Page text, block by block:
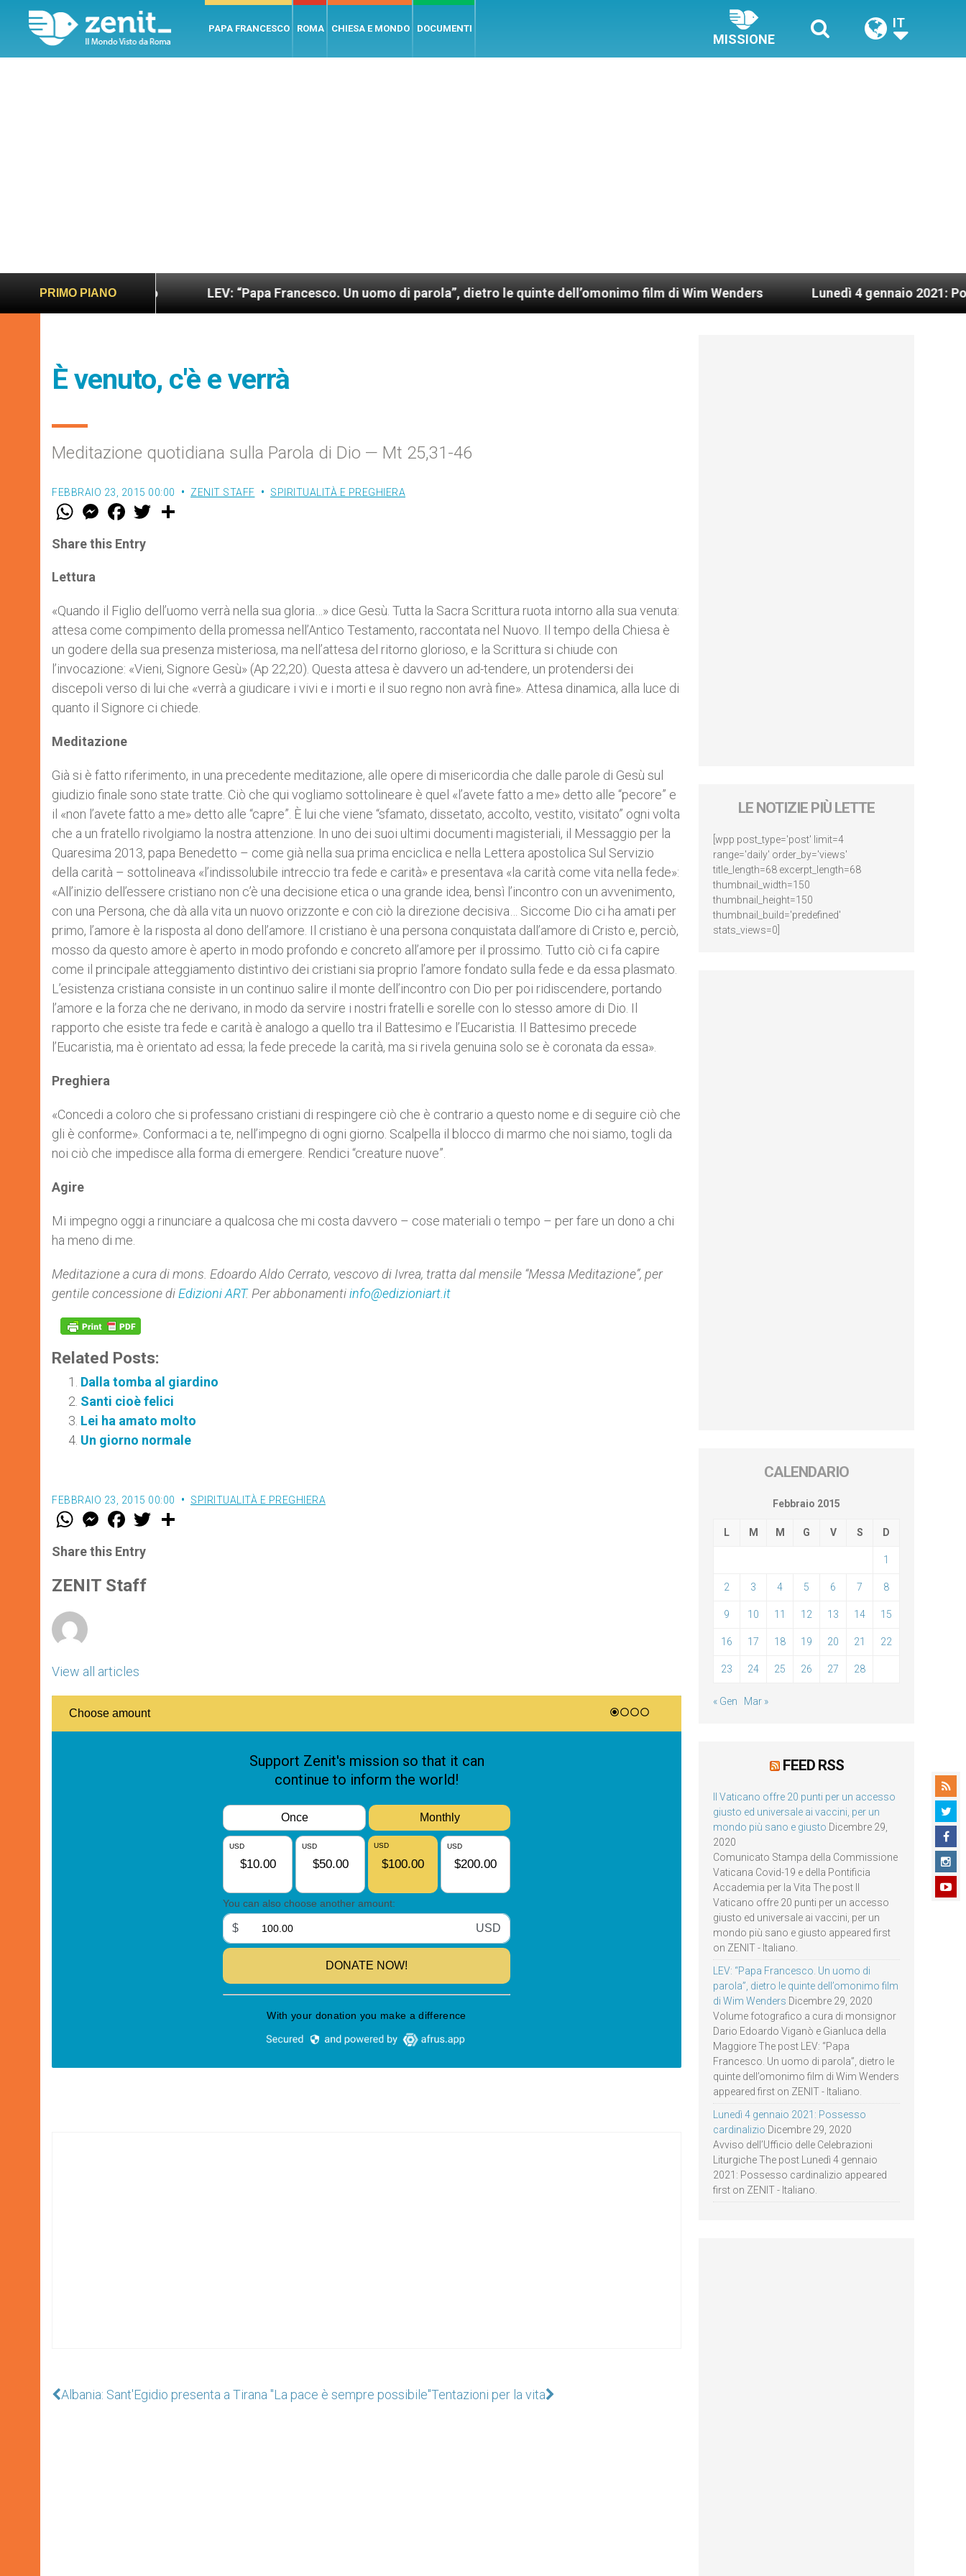
PAPA FRANCESCO ROMA CHIESA E MONDO DOCUMENTI
MISSIONE
IT
PRIMO PIANO
sano e giusto LEV: “Papa Francesco. Un uomo di parola”, dietro le quinte dell’omonimo film di Wim Wenders Lunedì 4 gennaio 2021: Possesso
È venuto, c'è e verrà
Meditazione quotidiana sulla Parola di Dio — Mt 25,31-46
FEBBRAIO 23, 2015 00:00 ZENIT STAFF SPIRITUALITÀ E PREGHIERA
W
t
s
p
p
M
e
s
e
F
a
e
b
w
Share this Entry
Lettura
«Quando il Figlio dell’uomo verrà nella sua gloria…» dice Gesù. Tutta la Sacra Scrittura ruota intorno alla sua venuta:
attesa come compimento della promessa nell’Antico Testamento, raccontata nel Nuovo. Il tempo della Chiesa è
un godere della sua presenza misteriosa, ma nell’attesa del ritorno glorioso, e la Scrittura si chiude con
l’invocazione: «Vieni, Signore Gesù» (Ap 22,20). Questa attesa è davvero un ad-tendere, un protendersi dei
discepoli verso di lui che «verrà a giudicare i vivi e i morti e il suo regno non avrà fine». Attesa dinamica, alla luce di
quanto il Signore ci chiede.
Meditazione
Già si è fatto riferimento, in una precedente meditazione, alle opere di misericordia che dalle parole di Gesù sul
giudizio finale sono state tratte. Ciò che qui vogliamo sottolineare è quel «l’avete fatto a me» detto alle “pecore” e
il «non l’avete fatto a me» detto alle “capre”. È lui che viene “sfamato, dissetato, accolto, vestito, visitato” ogni volta
che a un fratello rivolgiamo la nostra attenzione. In uno dei suoi ultimi documenti magisteriali, il Messaggio per la
Quaresima 2013, papa Benedetto – come già nella sua prima enciclica e nella Lettera apostolica Sul Servizio
della carità – sottolineava «l’indissolubile intreccio tra fede e carità» e presentava «la carità come vita nella fede»:
«All’inizio dell’essere cristiano non c’è una decisione etica o una grande idea, bensì l’incontro con un avvenimento,
con una Persona, che dà alla vita un nuovo orizzonte e con ciò la direzione decisiva… Siccome Dio ci ha amati per
primo, l’amore è la risposta al dono dell’amore. Il cristiano è una persona conquistata dall’amore di Cristo e, perciò,
mosso da questo amore è aperto in modo profondo e concreto all’amore per il prossimo. Tutto ciò ci fa capire
come il principale atteggiamento distintivo dei cristiani sia proprio l’amore fondato sulla fede e da essa plasmato.
L’esistenza cristiana consiste in un continuo salire il monte dell’incontro con Dio per poi ridiscendere, portando
l’amore e la forza che ne derivano, in modo da servire i nostri fratelli e sorelle con lo stesso amore di Dio. Il
rapporto che esiste tra fede e carità è analogo a quello tra il Battesimo e l’Eucaristia. Il Battesimo precede
l’Eucaristia, ma è orientato ad essa; la fede precede la carità, ma si rivela genuina solo se è coronata da essa».
Preghiera
«Concedi a coloro che si professano cristiani di respingere ciò che è contrario a questo nome e di seguire ciò che
gli è conforme». Conformaci a te, nell’impegno di ogni giorno. Scalpella il blocco di marmo che noi siamo, togli da
noi ciò che impedisce alla forma di emergere. Rendici “creature nuove”.
Agire
Mi impegno oggi a rinunciare a qualcosa che mi costa davvero – cose materiali o tempo – per fare un dono a chi
ha meno di me.
Meditazione a cura di mons. Edoardo Aldo Cerrato, vescovo di Ivrea, tratta dal mensile “Messa Meditazione”, per
gentile concessione di Edizioni ART. Per abbonamentiinfo@edizioniart.it
Related Posts:
Dalla tomba al giardino
Santi cioè felici
Lei ha amato molto
Un giorno normale
FEBBRAIO 23, 2015 00:00 SPIRITUALITÀ E PREGHIERA
W
t
s
p
p
M
e
s
e
g
e
F
a
e
b
o
k
w
Share this Entry
ZENIT Staff
View all articles
Albania: Sant'Egidio presenta a Tirana "La pace è sempre possibile"Tentazioni per la vita
LE NOTIZIE PIÙ LETTE
[wpp post_type='post' limit=4
range='daily' order_by='views'
title_length=68 excerpt_length=68
thumbnail_width=150
thumbnail_height=150
thumbnail_build='predefined'
stats_views=0]
CALENDARIO
Febbraio 2015
L M M G V S D
1
2 3 4 5 6 7 8
9 10 11 12 13 14 15
16 17 18 19 20 21 22
23 24 25 26 27 28
« Gen Mar »
FEED RSS
Il Vaticano offre 20 punti per un accesso
giusto ed universale ai vaccini, per un
mondo più sano e giusto Dicembre 29,
2020
Comunicato Stampa della Commissione
Vaticana Covid-19 e della Pontificia
Accademia per la Vita The post Il
Vaticano offre 20 punti per un accesso
giusto ed universale ai vaccini, per un
mondo più sano e giusto appeared first
on ZENIT - Italiano.
LEV: “Papa Francesco. Un uomo di
parola”, dietro le quinte dell’omonimo film
di Wim Wenders Dicembre 29, 2020
Volume fotografico a cura di monsignor
Dario Edoardo Viganò e Gianluca della
Maggiore The post LEV: “Papa
Francesco. Un uomo di parola”, dietro le
quinte dell’omonimo film di Wim Wenders
appeared first on ZENIT - Italiano.
Lunedì 4 gennaio 2021: Possesso
cardinalizio Dicembre 29, 2020
Avviso dell’Ufficio delle Celebrazioni
Liturgiche The post Lunedì 4 gennaio
2021: Possesso cardinalizio appeared
first on ZENIT - Italiano.